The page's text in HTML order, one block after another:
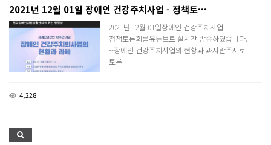
2021년 12월 01일 장애인 건강주치사업 - 정책토…
2021년 12월 01일장애인 건강주치사업
정책토론회를유튜브로 실시간 방송하였습니다.------
--장애인 건강주치사업의 현황과 과자란주제로
토론…
4,228